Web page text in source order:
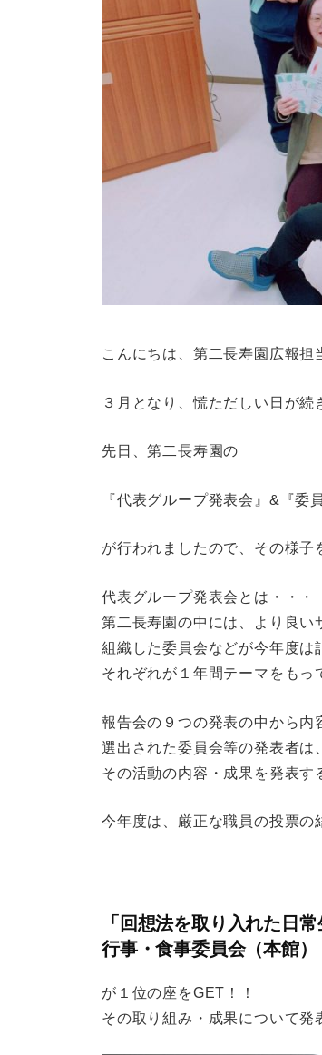
こんにちは、第二長寿園広報担
３月となり、慌ただしい日が続
先日、第二長寿園の
『代表グループ発表会』&『委
が行われましたので、その様子
代表グループ発表会とは・・・
第二長寿園の中には、より良い
組織した委員会などが今年度は
それぞれが１年間テーマをもっ
報告会の９つの発表の中から内
選出された委員会等の発表者は
その活動の内容・成果を発表す
今年度は、厳正な職員の投票の
「回想法を取り入れた日常
行事・食事委員会（本館）
が１位の座をGET！！
その取り組み・成果について発